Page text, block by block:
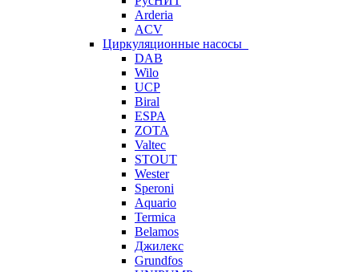
Arderia
ACV
Циркуляционные насосы
DAB
Wilo
UCP
Biral
ESPA
ZOTA
Valtec
STOUT
Wester
Speroni
Aquario
Termica
Belamos
Джилекс
Grundfos